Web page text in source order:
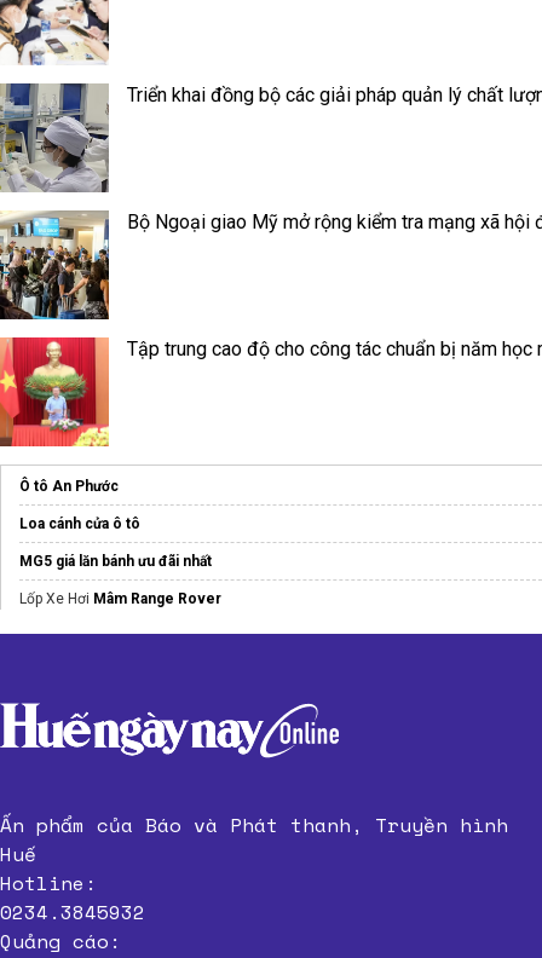
Triển khai đồng bộ các giải pháp quản lý chất
Bộ Ngoại giao Mỹ mở rộng kiểm tra mạng xã
Tập trung cao độ cho công tác chuẩn bị năm học
Ô tô An Phước
Loa cánh cửa ô tô
MG5 giá lăn bánh ưu đãi nhất
Lốp Xe Hơi Mâm Range Rover
Ấn phẩm của Báo và Phát thanh, Truyền hình
Huế
Hotline:
0234.3845932
Quảng cáo: